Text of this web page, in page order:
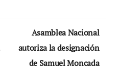
Asamblea Nacional
autoriza la designación
de Samuel Moncada